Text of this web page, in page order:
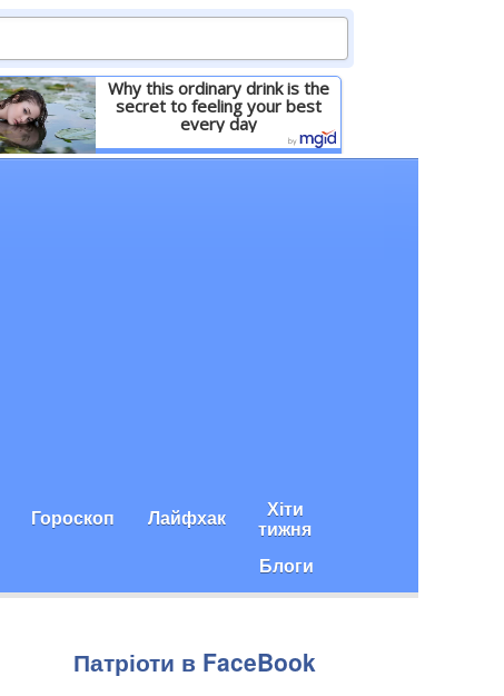
Why this ordinary drink is the
secret to feeling your best
every day
Детальніше
Гороскоп Лайфхак Хіти
тижня
Блоги
Патріоти в FaceBook